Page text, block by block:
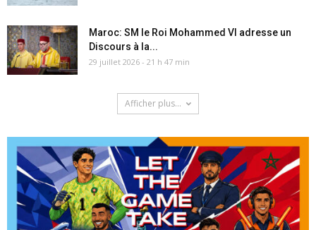
Maroc: SM le Roi Mohammed VI adresse un
Discours à la...
29 juillet 2026 - 21 h 47 min
Afficher plus...